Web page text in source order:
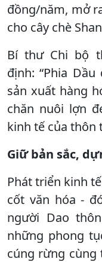
đồng/năm, mở
cho cây chè
Bí thư Chi bộ
định: “Phia
sản xuất hàng
chăn nuôi lợn
kinh tế của thôn
Giữ bản sắc,
Phát triển kinh
cốt văn hóa ­­­-
người Dao
những phong
cúng rừng